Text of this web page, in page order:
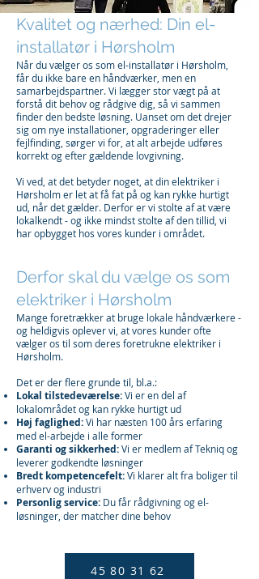
Kvalitet og nærhed: Din el-
installatør i Hørsholm
Når du vælger os som el-installatør i Hørsholm,
får du ikke bare en håndværker, men en
samarbejdspartner. Vi lægger stor vægt på at
forstå dit behov og rådgive dig, så vi sammen
finder den bedste løsning. Uanset om det drejer
sig om nye installationer, opgraderinger eller
fejlfinding, sørger vi for, at alt arbejde udføres
korrekt og efter gældende lovgivning.
Vi ved, at det betyder noget, at din elektriker i
Hørsholm er let at få fat på og kan rykke hurtigt
ud, når det gælder. Derfor er vi stolte af at være
lokalkendt - og ikke mindst stolte af den tillid, vi
har opbygget hos vores kunder i området.
Derfor skal du vælge os som
elektriker i Hørsholm
Mange foretrækker at bruge lokale håndværkere -
og heldigvis oplever vi, at vores kunder ofte
vælger os til som deres foretrukne elektriker i
Hørsholm.
Det er der flere grunde til, bl.a.:
Lokal tilstedeværelse:Vi er en del af
lokalområdet og kan rykke hurtigt ud
Høj faglighed:Vi har næsten 100 års erfaring
med el-arbejde i alle former
Garanti og sikkerhed:Vi er medlem af Tekniq og
leverer godkendte løsninger
Bredt kompetencefelt:Vi klarer alt fra boliger til
erhverv og industri
Personlig service: Du får rådgivning og el-
løsninger, der matcher dine behov
45 80 31 62